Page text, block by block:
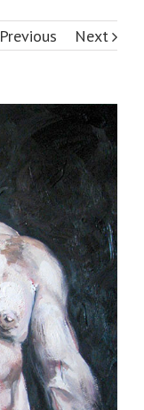
Previous Next